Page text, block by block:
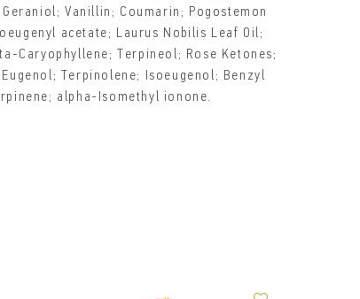
Vanillin; Coumarin; Pogostemon
acetate; Laurus Nobilis Leaf Oil;
Caryophyllene; Terpineol; Rose Ketones;
Terpinolene; Isoeugenol; Benzyl
alpha-Isomethyl ionone.